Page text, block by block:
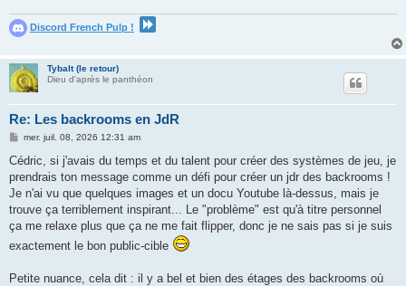
Discord French Pulp !
Tybalt (le retour)
Dieu d'après le panthéon
Re: Les backrooms en JdR
M
s
a
g
mer. juil. 08, 2026 12:31 am
Cédric, si j'avais du temps et du talent pour créer des systèmes de jeu, je
prendrais ton message comme un défi pour créer un jdr des backrooms !
Je n'ai vu que quelques images et un docu Youtube là-dessus, mais je
trouve ça terriblement inspirant... Le "problème" est qu'à titre personnel
ça me relaxe plus que ça ne me fait flipper, donc je ne sais pas si je suis
exactement le bon public-cible
Petite nuance, cela dit : il y a bel et bien des étages des backrooms où